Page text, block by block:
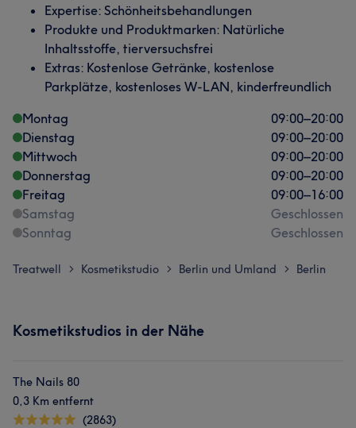
Expertise: Schönheitsbehandlungen
Produkte und Produktmarken: Natürliche
Inhaltsstoffe, tierversuchsfrei
Extras: Kostenlose Getränke, kostenlose
Parkplätze, kostenloses W-LAN, kinderfreundlich
Montag
09:00–20:00
Dienstag
09:00–20:00
Mittwoch
09:00–20:00
Donnerstag
09:00–20:00
Freitag
09:00–16:00
Samstag
Geschlossen
Sonntag
Geschlossen
Treatwell > Kosmetikstudio > Berlin und Umland > Berlin
Kosmetikstudios in der Nähe
The Nails 80
0,3 Km entfernt
(2863)